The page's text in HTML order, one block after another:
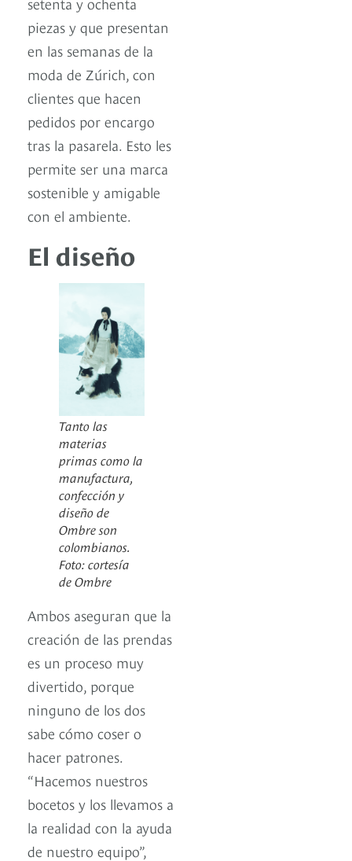
piezas y que presentan
en las semanas de la
moda de Zúrich, con
clientes que hacen
pedidos por encargo
tras la pasarela. Esto les
permite ser una marca
sostenible y amigable
con el ambiente.
El diseño
Tanto las
materias
primas como la
manufactura,
confección y
diseño de
Ombre son
colombianos.
Foto: cortesía
de Ombre
Ambos aseguran que la
creación de las prendas
es un proceso muy
divertido, porque
ninguno de los dos
sabe cómo coser o
hacer patrones.
“Hacemos nuestros
bocetos y los llevamos a
la realidad con la ayuda
de nuestro equipo”,